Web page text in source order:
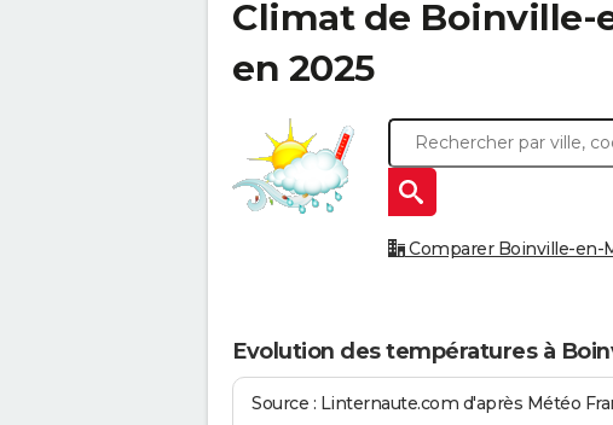
Climat de Boinville-
en 2025
Comparer Boinville-en-
Evolution des températures à
Source : Linternaute.com d'après Météo